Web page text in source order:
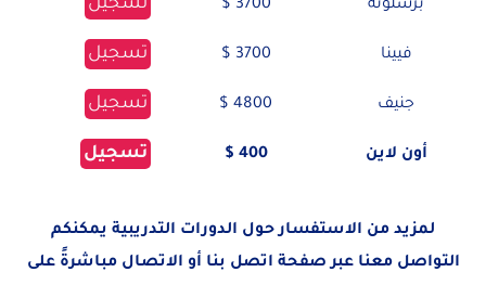
برشلونة 3700 $ تسجيل
فيينا 3700 $ تسجيل
جنيف 4800 $ تسجيل
أون لاين 400 $ تسجيل
لمزيد من الاستفسار حول الدورات التدريبية يمكنكم
التواصل معنا عبر صفحة اتصل بنا أو الاتصال مباشرةً على